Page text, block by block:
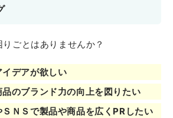
ごとはありませんか？
デアが欲しい
のブランド力の向上を図りたい
ＮＳで製品や商品を広くPRしたい